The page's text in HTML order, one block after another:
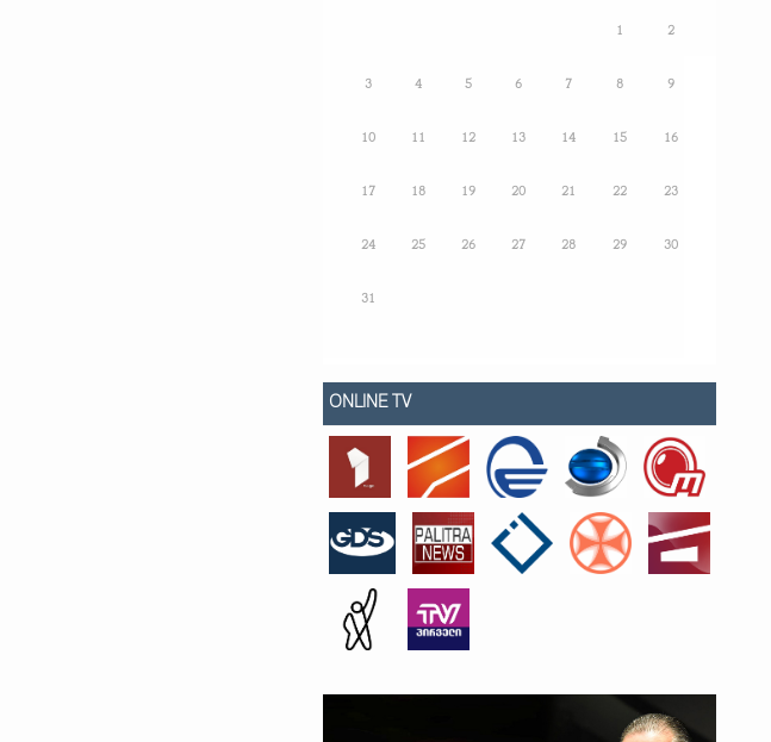
1 2
3 4 5 6 7 8 9
10 11 12 13 14 15 16
17 18 19 20 21 22 23
24 25 26 27 28 29 30
31
ONLINE TV